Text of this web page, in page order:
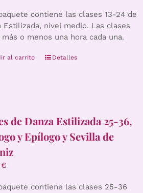
contiene las clases 13-24 de
Estilizada, nivel medio. Las clases
más o menos una hora cada una.
al carrito Detalles
de Danza Estilizada 25-36,
y Epílogo y Sevilla de
€
contiene las clases 25-36